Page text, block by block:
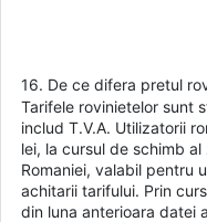
16. De ce difera pretul
Tarifele rovinietelor sunt
includ T.V.A. Utilizatorii
lei, la cursul de schimb
Romaniei, valabil pentru
achitarii tarifului. Prin
din luna anterioara datei